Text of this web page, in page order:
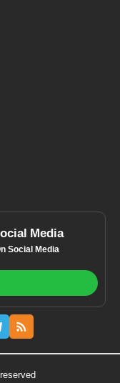
Media
Social Media